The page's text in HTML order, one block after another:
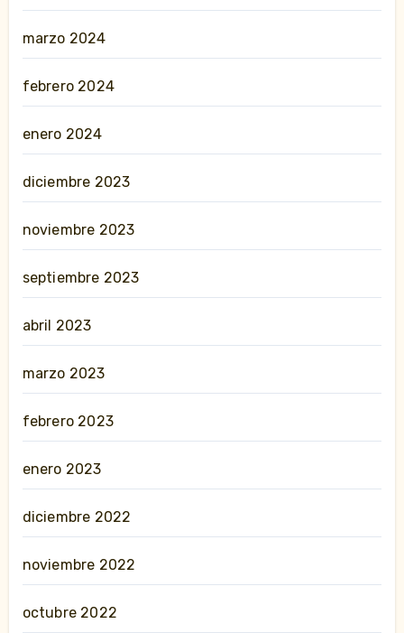
marzo 2024
febrero 2024
enero 2024
diciembre 2023
noviembre 2023
septiembre 2023
abril 2023
marzo 2023
febrero 2023
enero 2023
diciembre 2022
noviembre 2022
octubre 2022